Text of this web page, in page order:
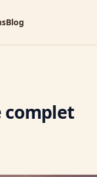
Blog
complet